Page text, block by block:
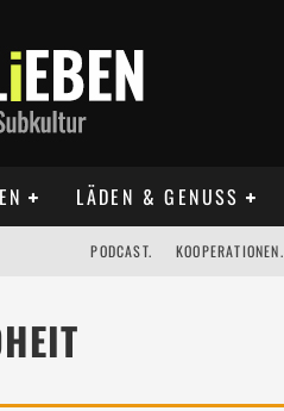
LÄDEN & GENUSS
PODCAST. KOOPERATIONEN.